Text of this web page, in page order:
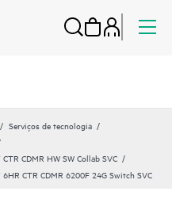
Serviços de tecnologia
CDMR HW SW Collab SVC
CTR CDMR 6200F 24G Switch SVC